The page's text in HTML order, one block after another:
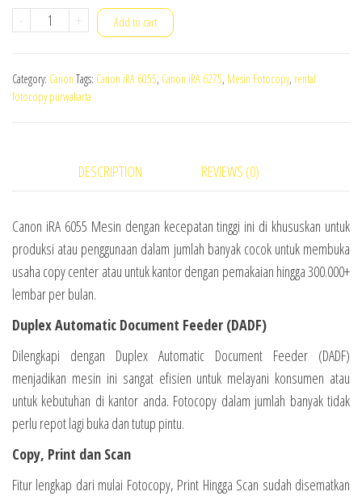
-
Canon
quantity
+ Add to cart
Category: Canon Tags: Canon iRA 6055, Canon iRA 6275, Mesin Fotocopy, rental
fotocopy purwakarta
DESCRIPTION REVIEWS (0)
Canon iRA 6055 Mesin dengan kecepatan tinggi ini di khususkan untuk
produksi atau penggunaan dalam jumlah banyak cocok untuk membuka
usaha copy center atau untuk kantor dengan pemakaian hingga 300.000+
lembar per bulan.
Duplex Automatic Document Feeder (DADF)
Dilengkapi dengan Duplex Automatic Document Feeder (DADF)
menjadikan mesin ini sangat efisien untuk melayani konsumen atau
untuk kebutuhan di kantor anda. Fotocopy dalam jumlah banyak tidak
perlu repot lagi buka dan tutup pintu.
Copy, Print dan Scan
Fitur lengkap dari mulai Fotocopy, Print Hingga Scan sudah disematkan